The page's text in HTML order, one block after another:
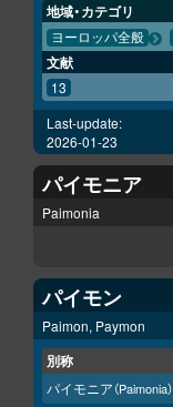
地域・カテゴリ
ヨーロッパ全般
文献
13
Last-update:
2026-01-23
パイモニア
Paimonia
パイモン
Paimon, Paymon
別称
パイモニア（Paimonia）